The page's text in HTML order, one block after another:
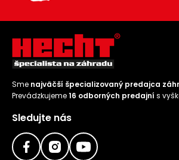
Sme najväčší špecializovaný predajca
Prevádzkujeme16 odborných predajní s
Sledujte nás